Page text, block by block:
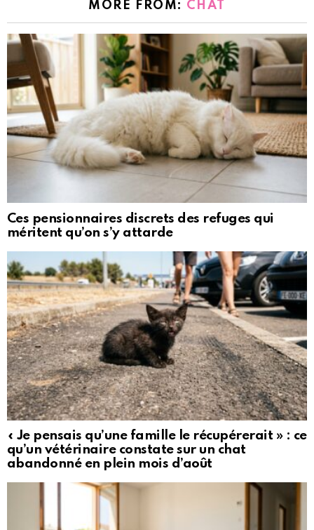
MORE FROM: CHAT
Ces pensionnaires discrets des refuges qui
méritent qu’on s’y attarde
« Je pensais qu’une famille le récupérerait » : ce
qu’un vétérinaire constate sur un chat
abandonné en plein mois d’août